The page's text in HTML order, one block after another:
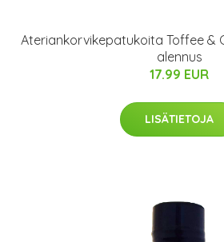
Ateriankorvikepatukoita Toffee &
alennus
17.99 EUR
LISÄTIETOJA